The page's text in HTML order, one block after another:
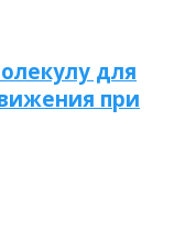
для
при